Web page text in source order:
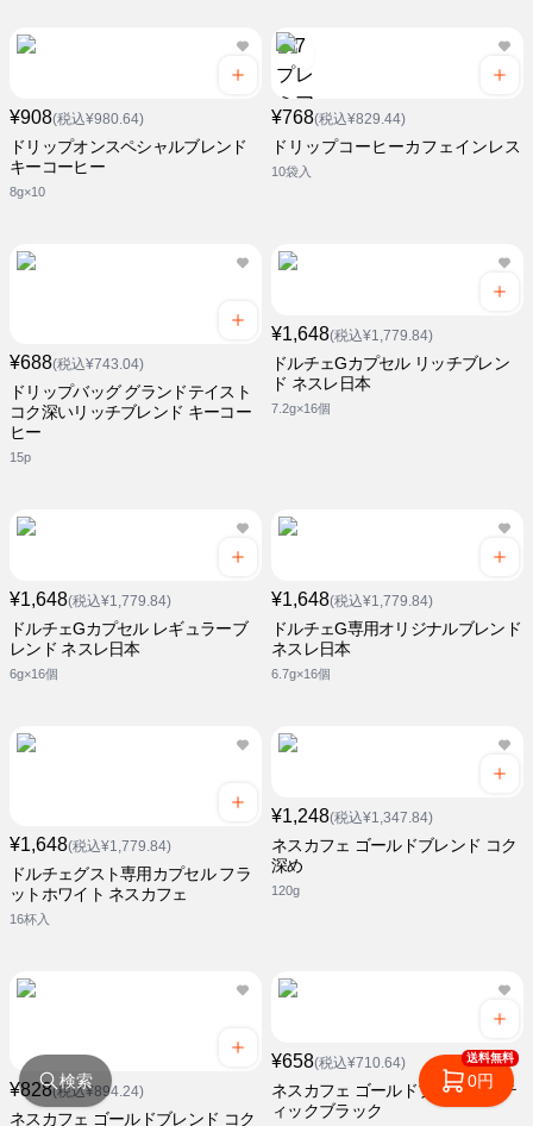
¥908(税込¥980.64)
ドリップオンスペシャルブレンド
キーコーヒー
8g×10
¥768(税込¥829.44)
ドリップコーヒーカフェインレス
10袋入
¥688(税込¥743.04)
ドリップバッグ グランドテイスト
コク深いリッチブレンド キーコー
ヒー
15p
¥1,648(税込¥1,779.84)
ドルチェGカプセル リッチブレン
ド ネスレ日本
7.2g×16個
¥1,648(税込¥1,779.84)
ドルチェGカプセル レギュラーブ
レンド ネスレ日本
6g×16個
¥1,648(税込¥1,779.84)
ドルチェG専用オリジナルブレンド
ネスレ日本
6.7g×16個
¥1,648(税込¥1,779.84)
ドルチェグスト専用カプセル フラ
ットホワイト ネスカフェ
16杯入
¥1,248(税込¥1,347.84)
ネスカフェ ゴールドブレンド コク
深め
120g
¥828(税込¥894.24)
ネスカフェ ゴールドブレンド コク
¥658(税込¥710.64)
ネスカフェ ゴールドブレンド ステ
ィックブラック
検索
送料無料
0円